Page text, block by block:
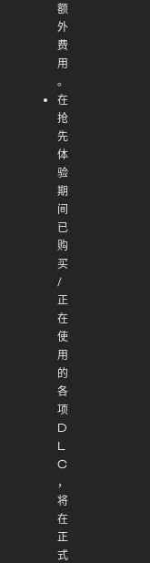
额
外
费
用
。
在
抢
先
体
验
期
间
已
购
买
/
正
在
使
用
的
各
项
D
L
C
，
将
在
正
式